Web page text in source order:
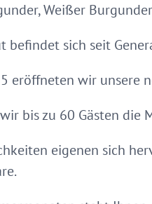
Weißer
befindet sich seit
eröffneten wir unsere
bis zu 60 Gästen die
eigenen sich